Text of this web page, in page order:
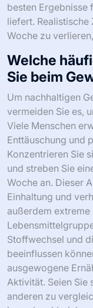
besten Ergebnisse
liefert. Realistische
Woche zu
Welche
Sie beim
Um nachhaltigen
vermeiden Sie es,
Viele Menschen
Enttäuschung und
Konzentrieren Sie
und streben Sie
Woche an. Dieser
Einhaltung und
außerdem
Stoffwechsel und
beeinflussen
ausgewogene
Aktivität. Seien Sie
anderen zu